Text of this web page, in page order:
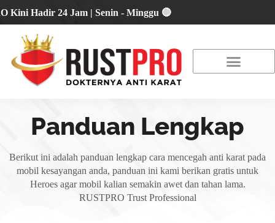
Hadir 24 Jam | Senin - Minggu 🔴
Panduan Lengkap
Berikut ini adalah panduan lengkap cara mencegah anti karat pada
mobil kesayangan anda, panduan ini kami berikan gratis untuk
Heroes agar mobil kalian semakin awet dan tahan lama.
RUSTPRO Trust Professional